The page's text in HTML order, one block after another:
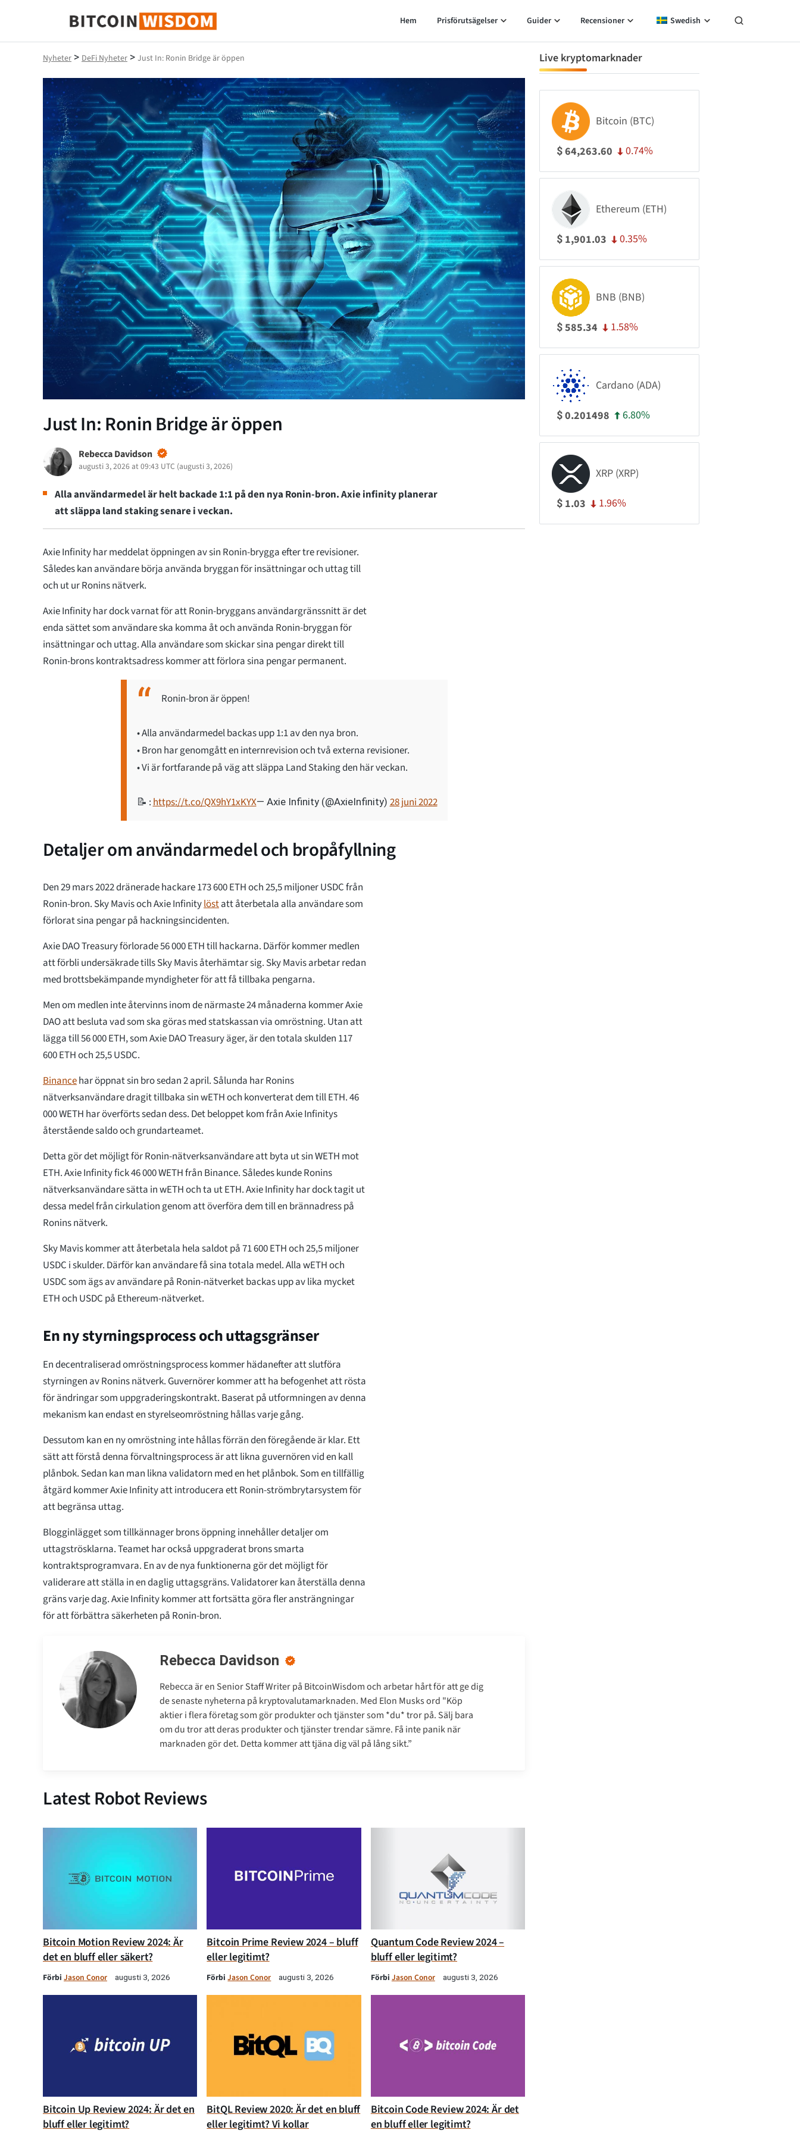
Bitcoin Wisdom
Hem Prisförutsägelser Guider Recensioner Swedish
Nyheter > DeFi Nyheter > Just In: Ronin Bridge är öppen
Just In: Ronin Bridge är öppen
Rebecca Davidson
augusti 3, 2026 at 09:43 UTC (augusti 3, 2026)
Alla användarmedel är helt backade 1:1 på den nya Ronin-bron. Axie infinity planerar
att släppa land staking senare i veckan.
Axie Infinity har meddelat öppningen av sin Ronin-brygga efter tre revisioner.
Således kan användare börja använda bryggan för insättningar och uttag till
och ut ur Ronins nätverk.
Axie Infinity har dock varnat för att Ronin-bryggans användargränssnitt är det
enda sättet som användare ska komma åt och använda Ronin-bryggan för
insättningar och uttag. Alla användare som skickar sina pengar direkt till
Ronin-brons kontraktsadress kommer att förlora sina pengar permanent.
Ronin-bron är öppen!
• Alla användarmedel backas upp 1:1 av den nya bron.
• Bron har genomgått en internrevision och två externa revisioner.
• Vi är fortfarande på väg att släppa Land Staking den här veckan.
📝 :https://t.co/QX9hY1xKYX— Axie Infinity (@AxieInfinity) 28 juni 2022
Detaljer om användarmedel och bropåfyllning
Den 29 mars 2022 dränerade hackare 173 600 ETH och 25,5 miljoner USDC från
Ronin-bron. Sky Mavis och Axie Infinitylöstatt återbetala alla användare som
förlorat sina pengar på hackningsincidenten.
Axie DAO Treasury förlorade 56 000 ETH till hackarna. Därför kommer medlen
att förbli undersäkrade tills Sky Mavis återhämtar sig. Sky Mavis arbetar redan
med brottsbekämpande myndigheter för att få tillbaka pengarna.
Men om medlen inte återvinns inom de närmaste 24 månaderna kommer Axie
DAO att besluta vad som ska göras med statskassan via omröstning. Utan att
lägga till 56 000 ETH, som Axie DAO Treasury äger, är den totala skulden 117
600 ETH och 25,5 USDC.
Binancehar öppnat sin bro sedan 2 april. Sålunda har Ronins
nätverksanvändare dragit tillbaka sin wETH och konverterat dem till ETH. 46
000 WETH har överförts sedan dess. Det beloppet kom från Axie Infinitys
återstående saldo och grundarteamet.
Detta gör det möjligt för Ronin-nätverksanvändare att byta ut sin WETH mot
ETH. Axie Infinity fick 46 000 WETH från Binance. Således kunde Ronins
nätverksanvändare sätta in wETH och ta ut ETH. Axie Infinity har dock tagit ut
dessa medel från cirkulation genom att överföra dem till en brännadress på
Ronins nätverk.
Sky Mavis kommer att återbetala hela saldot på 71 600 ETH och 25,5 miljoner
USDC i skulder. Därför kan användare få sina totala medel. Alla wETH och
USDC som ägs av användare på Ronin-nätverket backas upp av lika mycket
ETH och USDC på Ethereum-nätverket.
En ny styrningsprocess och uttagsgränser
En decentraliserad omröstningsprocess kommer hädanefter att slutföra
styrningen av Ronins nätverk. Guvernörer kommer att ha befogenhet att rösta
för ändringar som uppgraderingskontrakt. Baserat på utformningen av denna
mekanism kan endast en styrelseomröstning hållas varje gång.
Dessutom kan en ny omröstning inte hållas förrän den föregående är klar. Ett
sätt att förstå denna förvaltningsprocess är att likna guvernören vid en kall
plånbok. Sedan kan man likna validatorn med en het plånbok. Som en tillfällig
åtgärd kommer Axie Infinity att introducera ett Ronin-strömbrytarsystem för
att begränsa uttag.
Blogginlägget som tillkännager brons öppning innehåller detaljer om
uttagströsklarna. Teamet har också uppgraderat brons smarta
kontraktsprogramvara. En av de nya funktionerna gör det möjligt för
validerare att ställa in en daglig uttagsgräns. Validatorer kan återställa denna
gräns varje dag. Axie Infinity kommer att fortsätta göra fler ansträngningar
för att förbättra säkerheten på Ronin-bron.
Rebecca Davidson
Rebecca är en Senior Staff Writer på BitcoinWisdom och arbetar hårt för att ge dig
de senaste nyheterna på kryptovalutamarknaden. Med Elon Musks ord "Köp
aktier i flera företag som gör produkter och tjänster som *du* tror på. Sälj bara
om du tror att deras produkter och tjänster trendar sämre. Få inte panik när
marknaden gör det. Detta kommer att tjäna dig väl på lång sikt.”
Latest Robot Reviews
Bitcoin Motion Review 2024: Är
det en bluff eller säkert?
Förbi Jason Conor augusti 3, 2026
Bitcoin Prime Review 2024 – bluff
eller legitimt?
FörbiJason Conor augusti 3, 2026
Quantum Code Review 2024 –
bluff eller legitimt?
Förbi Jason Conor augusti 3, 2026
Bitcoin Up Review 2024: Är det en
bluff eller legitimt?
BitQL Review 2020: Är det en bluff
eller legitimt? Vi kollar
Bitcoin Code Review 2024: Är det
en bluff eller legitimt?
Live kryptomarknader
Bitcoin (BTC)
$64,263.60 0.74%
Ethereum (ETH)
$ 1,901.03 0.35%
BNB (BNB)
$585.34 1.58%
Cardano (ADA)
$0.201498 6.80%
XRP (XRP)
$ 1.03 1.96%